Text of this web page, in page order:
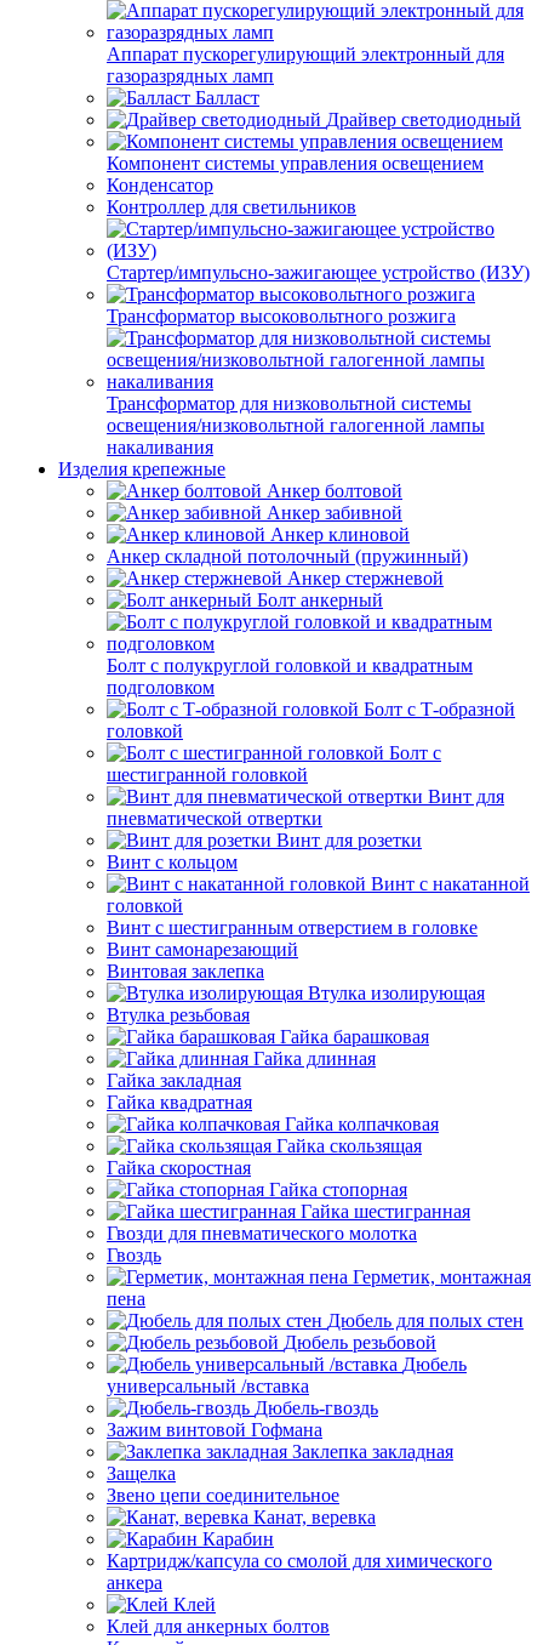
Аппарат пускорегулирующий электронный для
газоразрядных ламп
Балласт
Драйвер светодиодный
Компонент системы управления освещением
Конденсатор
Контроллер для светильников
Стартер/импульсно-зажигающее устройство (ИЗУ)
Трансформатор высоковольтного розжига
Трансформатор для низковольтной системы
освещения/низковольтной галогенной лампы
накаливания
Изделия крепежные
Анкер болтовой
Анкер забивной
Анкер клиновой
Анкер складной потолочный (пружинный)
Анкер стержневой
Болт анкерный
Болт с полукруглой головкой и квадратным
подголовком
Болт с Т-образной
головкой
Болт с
шестигранной головкой
Винт для
пневматической отвертки
Винт для розетки
Винт с кольцом
Винт с накатанной
головкой
Винт с шестигранным отверстием в головке
Винт самонарезающий
Винтовая заклепка
Втулка изолирующая
Втулка резьбовая
Гайка барашковая
Гайка длинная
Гайка закладная
Гайка квадратная
Гайка колпачковая
Гайка скользящая
Гайка скоростная
Гайка стопорная
Гайка шестигранная
Гвозди для пневматического молотка
Гвоздь
Герметик, монтажная
пена
Дюбель для полых стен
Дюбель резьбовой
Дюбель
универсальный /вставка
Дюбель-гвоздь
Зажим винтовой Гофмана
Заклепка закладная
Защелка
Звено цепи соединительное
Канат, веревка
Карабин
Картридж/капсула со смолой для химического
анкера
Клей
Клей для анкерных болтов